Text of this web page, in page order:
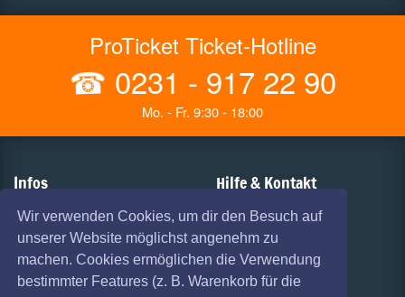
Wir verwenden Cookies, um dir den Besuch auf
unserer Website möglichst angenehm zu
machen. Cookies ermöglichen die Verwendung
bestimmter Features (z. B. Warenkorb für die
ProTicket Ticket-Hotline
☎ 0231 - 917 22 90
Mo. - Fr. 9:30 - 18:00
Infos
AGB
Haftungsausschluss
Datenschutz
Hilfe & Kontakt
Vorverkaufsstellen
Versandarten
Zahlungsarten